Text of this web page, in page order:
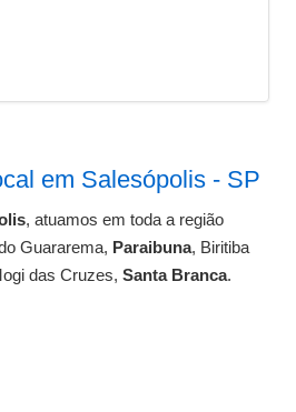
em Salesópolis - SP
, atuamos em toda a região
Guararema, Paraibuna, Biritiba
das Cruzes, Santa Branca.